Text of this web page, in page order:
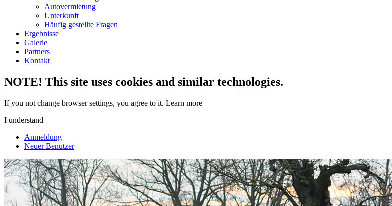
Autovermietung
Unterkunft
Häufig gestellte Fragen
Ergebnisse
Galerie
Partners
Kontakt
NOTE! This site uses cookies and similar technologies.
If you not change browser settings, you agree to it. Learn more
I understand
Anmeldung
Neuer Benutzer